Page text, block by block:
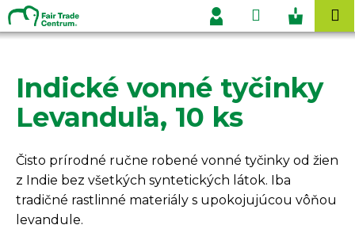
Prejsť
na
obsah
Hľadať
Prihlásenie
Indické vonné tyčinky
Levanduľa, 10 ks
Čisto prírodné ručne robené vonné tyčinky od žien
z Indie bez všetkých syntetických látok. Iba
tradičné rastlinné materiály s upokojujúcou vôňou
levandule.
K
o
Späť
Späť
Č
o
p
o
t
r
e
b